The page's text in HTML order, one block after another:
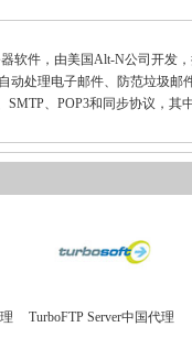
软件，由美国Alt-N公司开发
动处理电子邮件、防范垃圾邮
SMTP、POP3和同步协议，其
TurboFTP Server中国代理